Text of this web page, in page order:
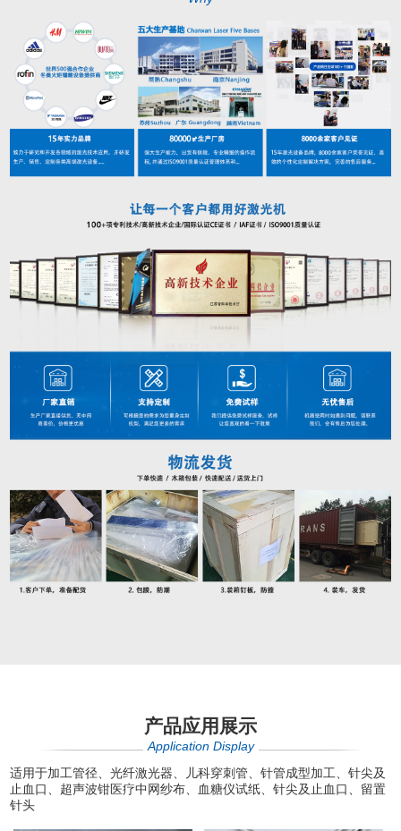
产品应用展示
Application Display
适用于加工管径、光纤激光器、儿科穿刺管、针管成型加工、针尖及
止血口、超声波钳医疗中网纱布、血糖仪试纸、针尖及止血口、留置
针头